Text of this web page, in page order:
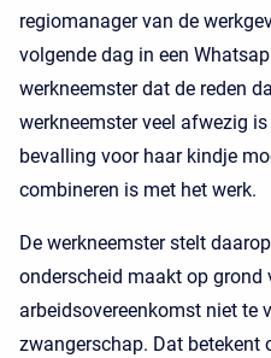
regiomanager van de
volgende dag in een
werkneemster dat de reden
werkneemster veel afwezig
bevalling voor haar kindje
combineren is met het werk.
De werkneemster stelt
onderscheid maakt op grond
arbeidsovereenkomst niet te
zwangerschap. Dat betekent